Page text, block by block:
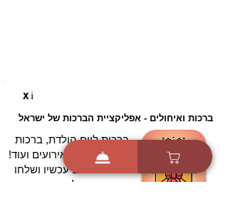
Xi
ברכות ואיחולים - אפליקציית הברכות של ישראל
ברכות ליום הולדת, ברכות
לחגים, ברכות לאירועים ועוד!
הורידו בחינם עכשיו ושלחו
ברכה לאהובים